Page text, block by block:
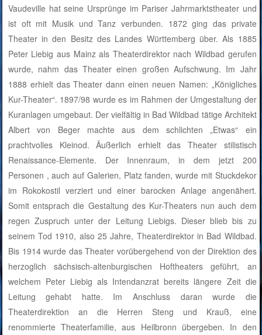
Vaudeville hat seine Ursprünge im Pariser Jahrmarktstheater und
ist oft mit Musik und Tanz verbunden. 1872 ging das private
Theater in den Besitz des Landes Württemberg über. Als 1885
Peter Liebig aus Mainz als Theaterdirektor nach Wildbad gerufen
wurde, nahm das Theater einen großen Aufschwung. Im Jahr
1888 erhielt das Theater dann einen neuen Namen: „Königliches
Kur-Theater“. 1897/98 wurde es im Rahmen der Umgestaltung der
Kuranlagen umgebaut. Der vielfältig in Bad Wildbad tätige Architekt
Albert von Beger machte aus dem schlichten „Etwas“ ein
prachtvolles Kleinod. Äußerlich erhielt das Theater stilistisch
Renaissance-Elemente. Der Innenraum, in dem jetzt 200
Personen , auch auf Galerien, Platz fanden, wurde mit Stuckdekor
im Rokokostil verziert und einer barocken Anlage angenähert.
Somit entsprach die Gestaltung des Kur-Theaters nun auch dem
regen Zuspruch unter der Leitung Liebigs. Dieser blieb bis zu
seinem Tod 1910, also 25 Jahre, Theaterdirektor in Bad Wildbad.
Bis 1914 wurde das Theater vorübergehend von der Direktion des
herzoglich sächsisch-altenburgischen Hoftheaters geführt, an
welchem Peter Liebig als Intendanzrat bereits längere Zeit die
Leitung gehabt hatte. Im Anschluss daran wurde die
Theaterdirektion an die Herren Steng und Krauß, eine
renommierte Theaterfamilie, aus Heilbronn übergeben. In den